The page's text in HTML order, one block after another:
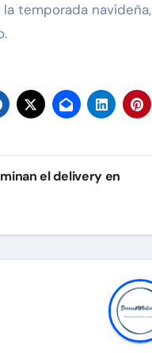
temporada
el delivery en